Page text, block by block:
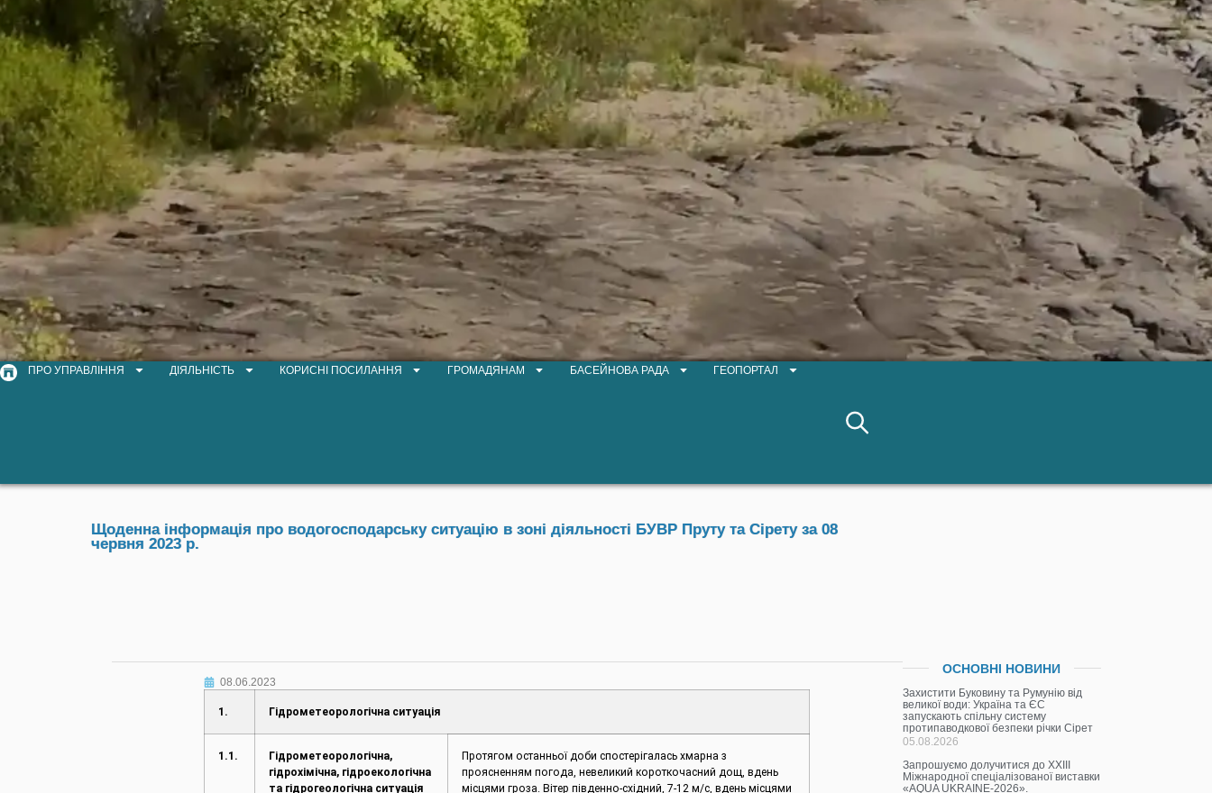
ПРО УПРАВЛІННЯ ДІЯЛЬНІСТЬ КОРИСНІ ПОСИЛАННЯ ГРОМАДЯНАМ БАСЕЙНОВА РАДА ГЕОПОРТАЛ
Щоденна інформація про водогосподарську ситуацію в зоні діяльності БУВР Пруту та Сірету за 08
червня 2023 р.
08.06.2023
1. Гідрометеорологічна ситуація
1.1.
Гідрометеорологічна,
гідрохімічна, гідроекологічна
та гідрогеологічна ситуація
Протягом останньої доби спостерігалась хмарна з
проясненням погода, невеликий короткочасний дощ, вдень
місцями гроза. Вітер південно-східний, 7-12 м/с, вдень місцями
ОСНОВНІ НОВИНИ
Захистити Буковину та Румунію від
великої води: Україна та ЄС
запускають спільну систему
протипаводкової безпеки річки Сірет
05.08.2026
Запрошуємо долучитися до ХХІІІ
Міжнародної спеціалізованої виставки
«AQUA UKRAINE-2026».